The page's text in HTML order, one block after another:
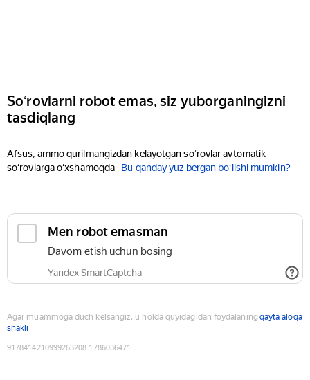
Soʻrovlarni robot emas, siz yuborganingizni
tasdiqlang
Afsus, ammo qurilmangizdan kelayotgan soʻrovlar avtomatik
soʻrovlarga oʻxshamoqda
Bu qanday yuz bergan boʻlishi mumkin?
Men robot emasman
Davom etish uchun bosing
Yandex SmartCaptcha
Agar muammoga duch kelsangiz, u holda quyidagidan foydalaning qayta aloqa
shakli
9178414210999263208:1786036471